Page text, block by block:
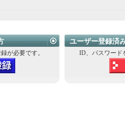
が必要です。
ユーザー登録済
ID、パスワード